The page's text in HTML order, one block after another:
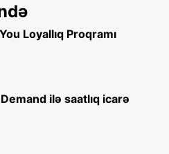
Loyallıq Proqramı
ilə saatlıq icarə